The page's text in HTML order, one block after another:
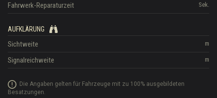
Sek.
Fahrwerk-Reparaturzeit
AUFKLÄRUNG
m
Sichtweite
m
Signalreichweite
Die Angaben gelten für Fahrzeuge mit zu 100% ausgebildeten
Besatzungen.